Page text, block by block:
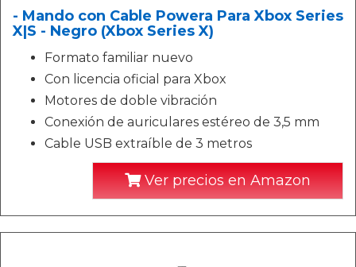
- Mando con Cable Powera Para Xbox Series
X|S - Negro (Xbox Series X)
Formato familiar nuevo
Con licencia oficial para Xbox
Motores de doble vibración
Conexión de auriculares estéreo de 3,5 mm
Cable USB extraíble de 3 metros
Ver precios en Amazon